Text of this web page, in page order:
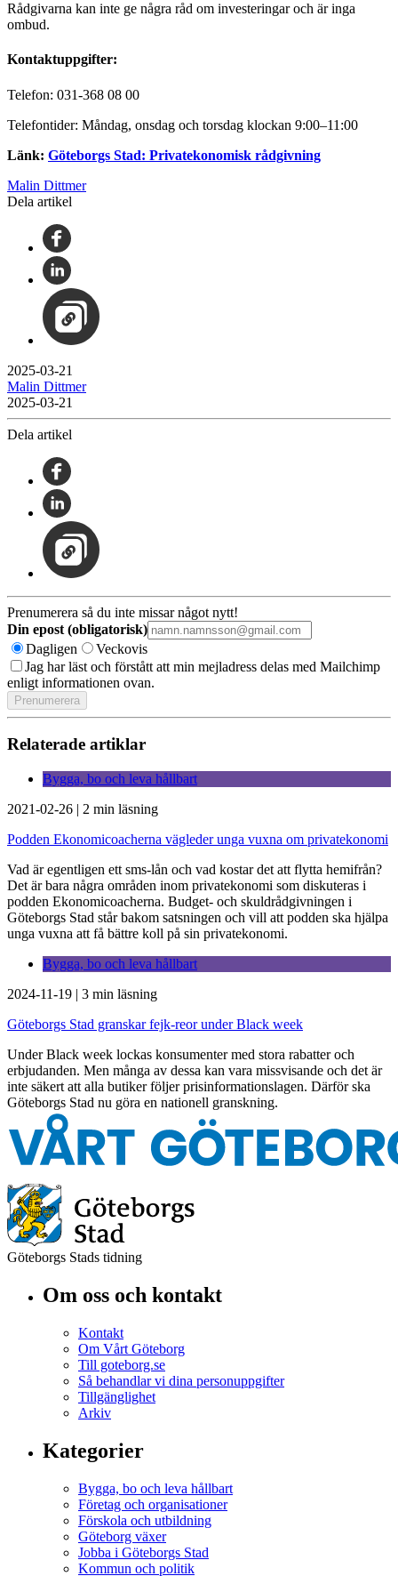
Rådgivarna kan inte ge några råd om investeringar och är inga
ombud.
Kontaktuppgifter:
Telefon: 031-368 08 00
Telefontider: Måndag, onsdag och torsdag klockan 9:00–11:00
Länk: Göteborgs Stad: Privatekonomisk rådgivning
Malin Dittmer
Dela artikel
2025-03-21
Malin Dittmer
2025-03-21
Dela artikel
Prenumerera så du inte missar något nytt!
Din epost (obligatorisk)
Dagligen
Veckovis
Jag har läst och förstått att min mejladress delas med Mailchimp
enligt informationen ovan.
Relaterade artiklar
Bygga, bo och leva hållbart
2021-02-26 | 2 min läsning
Podden Ekonomicoacherna vägleder unga vuxna om privatekonomi
Vad är egentligen ett sms-lån och vad kostar det att flytta hemifrån?
Det är bara några områden inom privatekonomi som diskuteras i
podden Ekonomicoacherna. Budget- och skuldrådgivningen i
Göteborgs Stad står bakom satsningen och vill att podden ska hjälpa
unga vuxna att få bättre koll på sin privatekonomi.
Bygga, bo och leva hållbart
2024-11-19 | 3 min läsning
Göteborgs Stad granskar fejk-reor under Black week
Under Black week lockas konsumenter med stora rabatter och
erbjudanden. Men många av dessa kan vara missvisande och det är
inte säkert att alla butiker följer prisinformationslagen. Därför ska
Göteborgs Stad nu göra en nationell granskning.
Göteborgs Stads tidning
Om oss och kontakt
Kontakt
Om Vårt Göteborg
Till goteborg.se
Så behandlar vi dina personuppgifter
Tillgänglighet
Arkiv
Kategorier
Bygga, bo och leva hållbart
Företag och organisationer
Förskola och utbildning
Göteborg växer
Jobba i Göteborgs Stad
Kommun och politik